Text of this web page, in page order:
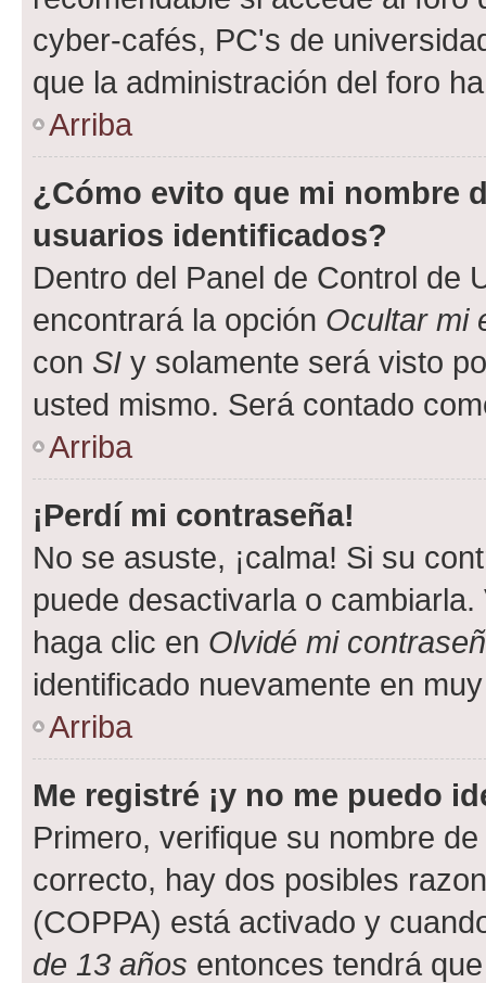
cyber-cafés, PC's de
que la administración del foro
Arriba
¿Cómo evito que mi nombre
usuarios identificados?
Dentro del Panel de Control de
encontrará la opción Ocultar mi
con SI y solamente será visto
usted mismo. Será contado
Arriba
¡Perdí mi contraseña!
No se asuste, ¡calma! Si su
puede desactivarla o
haga clic en Olvidé mi
identificado nuevamente en
Arriba
Me registré ¡y no me puedo
Primero, verifique su nombre
correcto, hay dos posibles
(COPPA) está activado y
de 13 años entonces tendrá